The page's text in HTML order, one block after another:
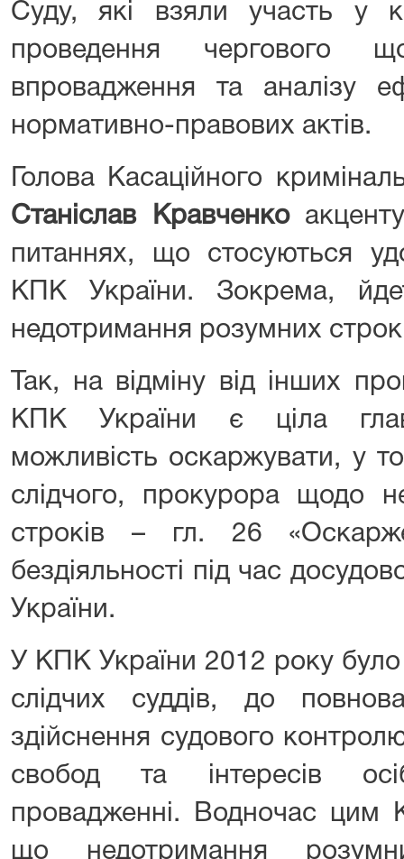
Суду, які взяли участь у
проведення чергового
впровадження та аналізу
нормативно-правових актів.
Голова Касаційного
Станіслав Кравченко
питаннях, що стосуються
КПК України. Зокрема,
недотримання розумних
Так, на відміну від інших
КПК України є ціла
можливість оскаржувати, у
слідчого, прокурора щодо
строків – гл. 26
бездіяльності під час
України.
У КПК України 2012 року було
слідчих суддів, до
здійснення судового
свобод та інтересів
провадженні. Водночас цим
що недотримання